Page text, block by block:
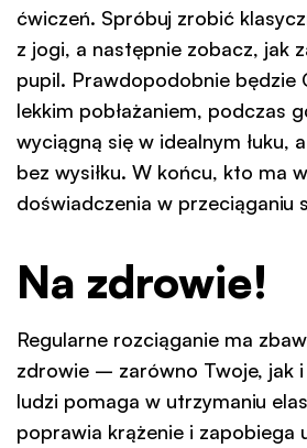
ćwiczeń. Spróbuj zrobić
z jogi, a następnie zobacz, jak
pupil. Prawdopodobnie będzie
lekkim pobłażaniem, podczas
wyciągną się w idealnym łuku,
bez wysiłku. W końcu, kto ma
doświadczenia w przeciąganiu
Na zdrowie!
Regularne rozciąganie ma
zdrowie – zarówno Twoje, jak
ludzi pomaga w utrzymaniu
poprawia krążenie i zapobiega